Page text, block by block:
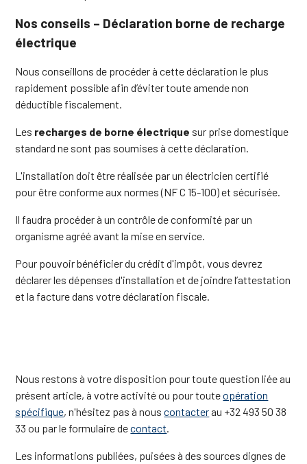
Nos conseils – Déclaration borne de recharge
électrique
Nous conseillons de procéder à cette déclaration le plus
rapidement possible afin d’éviter toute amende non
déductible fiscalement.
Les recharges de borne électrique sur prise domestique
standard ne sont pas soumises à cette déclaration.
L'installation doit être réalisée par un électricien certifié
pour être conforme aux normes (NF C 15-100) et sécurisée.
Il faudra procéder à un contrôle de conformité par un
organisme agréé avant la mise en service.
Pour pouvoir bénéficier du crédit d'impôt, vous devrez
déclarer les dépenses d'installation et de joindre l’attestation
et la facture dans votre déclaration fiscale.
Nous restons à votre disposition pour toute question liée au
présent article, à votre activité ou pour touteopération
spécifique, n'hésitez pas à nouscontacterau +32 493 50 38
33 ou par le formulaire decontact
Les informations publiées, puisées à des sources dignes de